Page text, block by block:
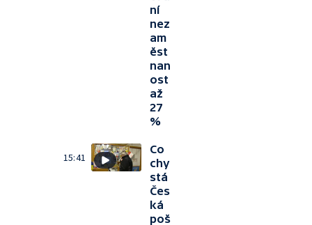
ní
nez
am
ěst
nan
ost
až
27
%
15:41
Co
chy
stá
Čes
ká
poš